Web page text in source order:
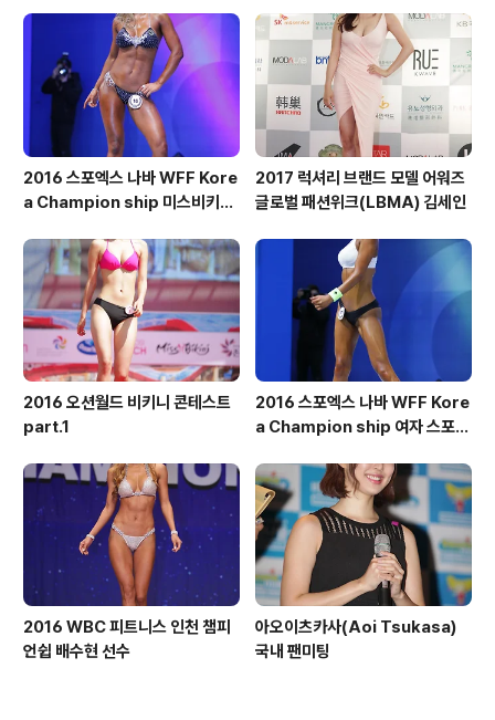
2016 스포엑스 나바 WFF Kore
a Champion ship 미스비키니
2017 럭셔리 브랜드 모델 어워즈
글로벌 패션위크(LBMA) 김세인
2016 오션월드 비키니 콘테스트
part.1
2016 스포엑스 나바 WFF Kore
a Champion ship 여자 스포츠
2016 WBC 피트니스 인천 챔피
언쉽 배수현 선수
아오이츠카사(Aoi Tsukasa)
국내 팬미팅